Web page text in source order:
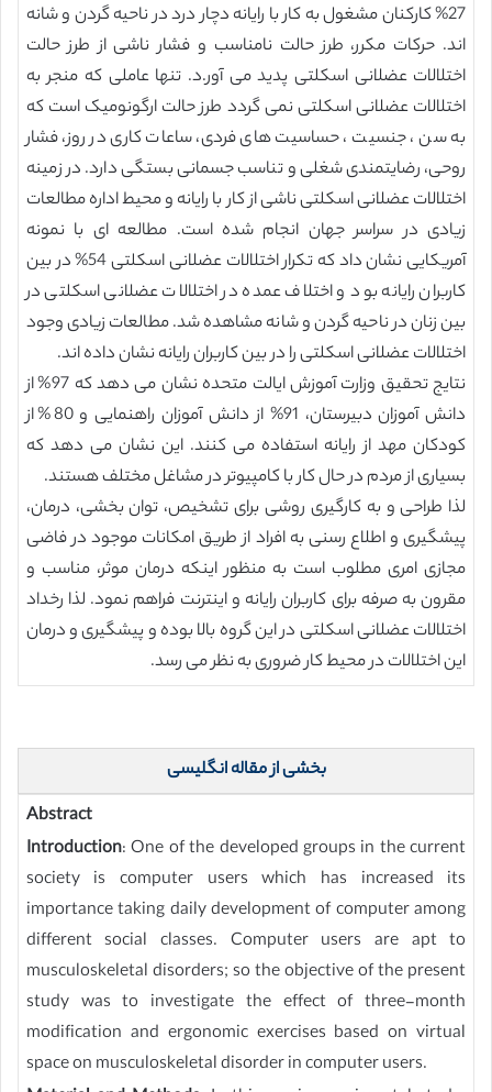
27% کارکنان مشغول به کار با رایانه دچار درد در ناحیه گردن و شانه
اند. حرکات مکرر، طرز حالت نامناسب و فشار ناشی از طرز حالت
اختلالات عضلانی اسکلتی پدید می آور.د. تنها عاملی که منجر به
اختلالات عضلانی اسکلتی نمی گردد طرز حالت ارگونومیک است که
به سن ، جنسیت ، حساسیت های فردی، ساعات کاری در روز، فشار
روحی، رضایتمندی شغلی و تناسب جسمانی بستگی دارد. در زمینه
اختلالات عضلانی اسکلتی ناشی از کار با رایانه و محیط اداره مطالعات
زیادی در سراسر جهان انجام شده است. مطالعه ای با نمونه
آمریکایی نشان داد که تکرار اختلالات عضلانی اسکلتی 54% در بین
کاربران رایانه بود و اختلاف عمده در اختلالات عضلانی اسکلتی در
بین زنان در ناحیه گردن و شانه مشاهده شد. مطالعات زیادی وجود
اختلالات عضلانی اسکلتی را در بین کاربران رایانه نشان داده اند.
نتایج تحقیق وزارت آموزش ایالت متحده نشان می دهد که 97% از
دانش آموزان دبیرستان، 91% از دانش آموزان راهنمایی و 80% از
کودکان مهد از رایانه استفاده می کنند. این نشان می دهد که
بسیاری از مردم در حال کار با کامپیوتر در مشاغل مختلف هستند.
لذا طراحی و به کارگیری روشی برای تشخیص، توان بخشی، درمان،
پیشگیری و اطلاع رسنی به افراد از طریق امکانات موجود در فاضی
مجازی امری مطلوب است به منظور اینکه درمان موثر، مناسب و
مقرون به صرفه برای کاربران رایانه و اینترنت فراهم نمود. لذا رخداد
اختلالات عضلانی اسکلتی در این گروه بالا بوده و پیشگیری و درمان
این اختلالات در محیط کار ضروری به نظر می رسد.
بخشی از مقاله انگلیسی
Abstract
Introduction: One of the developed groups in the current
society is computer users which has increased its
importance taking daily development of computer among
different social classes. Computer users are apt to
musculoskeletal disorders; so the objective of the present
study was to investigate the effect of three-month
modification and ergonomic exercises based on virtual
space on musculoskeletal disorder in computer users.